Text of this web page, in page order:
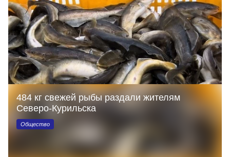
484 кг свежей рыбы раздали жителям
Северо‑Курильска
Общество